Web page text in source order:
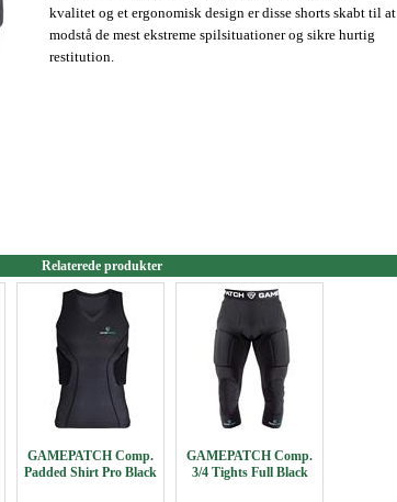
kvalitet og et ergonomisk design er disse shorts skabt til at
modstå de mest ekstreme spilsituationer og sikre hurtig
restitution.
Relaterede produkter
GAMEPATCH Comp.
Padded Shirt Pro Black
GAMEPATCH Comp.
3/4 Tights Full Black